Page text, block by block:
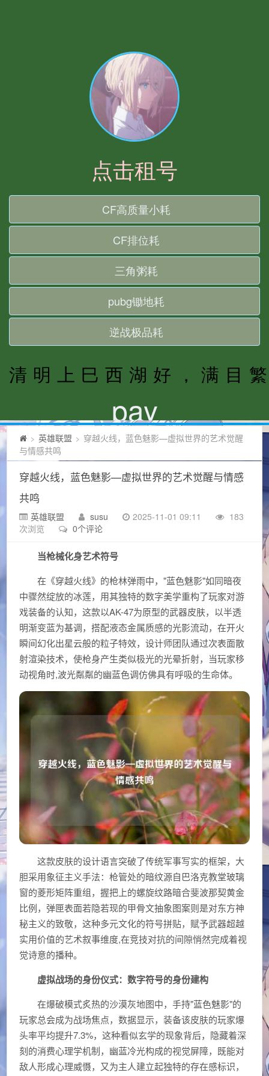
> 英雄联盟 > 穿越火线，蓝色魅影—虚拟世界的艺术觉醒
与情感共鸣
穿越火线，蓝色魅影—虚拟世界的艺术觉醒与情感
共鸣
英雄联盟 susu 2025-11-01 09:11
183
次浏览
0个评论
当枪械化身艺术符号
在《穿越火线》的枪林弹雨中，"蓝色魅影"如同暗夜
中骤然绽放的冰莲，用其独特的数字美学重构了玩家对游
戏装备的认知，这款以AK-47为原型的武器皮肤，以半透
明渐变蓝为基调，搭配液态金属质感的光影流动，在开火
瞬间幻化出星云般的粒子特效，设计师团队通过次表面散
射渲染技术，使枪身产生类似极光的光晕折射，当玩家移
动视角时,波光粼粼的幽蓝色调仿佛具有呼吸的生命体。
这款皮肤的设计语言突破了传统军事写实的框架，大
胆采用象征主义手法：枪管处的暗纹源自巴洛克教堂玻璃
窗的菱形矩阵重组，握把上的螺旋纹路暗合斐波那契黄金
比例，弹匣表面若隐若现的甲骨文抽象图案则是对东方神
秘主义的致敬，这种多元文化的符号拼贴，赋予武器超越
实用价值的艺术叙事维度,在竞技对抗的间隙悄然完成着视
觉诗意的播种。
虚拟战场的身份仪式：数字符号的身份建构
在爆破模式炙热的沙漠灰地图中，手持"蓝色魅影"的
玩家总会成为战场焦点，数据显示，装备该皮肤的玩家爆
头率平均提升7.3%，这种看似玄学的现象背后，隐藏着深
刻的消费心理学机制，幽蓝冷光构成的视觉屏障，既能对
敌人形成心理威慑，又为主人建立起独特的存在感标识，